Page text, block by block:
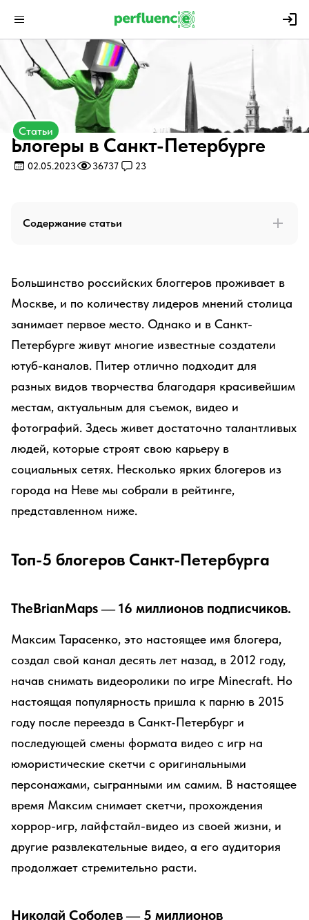
Статьи
Блогеры в Санкт-Петербурге
02.05.2023 36737 23
Содержание статьи
Большинство российских блоггеров проживает в
Москве, и по количеству лидеров мнений столица
занимает первое место. Однако и в Санкт-
Петербурге живут многие известные создатели
ютуб-каналов. Питер отлично подходит для
разных видов творчества благодаря красивейшим
местам, актуальным для съемок, видео и
фотографий. Здесь живет достаточно талантливых
людей, которые строят свою карьеру в
социальных сетях. Несколько ярких блогеров из
города на Неве мы собрали в рейтинге,
представленном ниже.
Топ-5 блогеров Санкт-Петербурга
TheBrianMaps — 16 миллионов подписчиков.
Максим Тарасенко, это настоящее имя блогера,
создал свой канал десять лет назад, в 2012 году,
начав снимать видеоролики по игре Minecraft. Но
настоящая популярность пришла к парню в 2015
году после переезда в Санкт-Петербург и
последующей смены формата видео с игр на
юмористические скетчи с оригинальными
персонажами, сыгранными им самим. В настоящее
время Максим снимает скетчи, прохождения
хоррор-игр, лайфстайл-видео из своей жизни, и
другие развлекательные видео, а его аудитория
продолжает стремительно расти.
Николай Соболев — 5 миллионов